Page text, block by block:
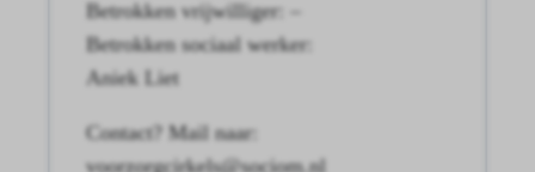
Betrokken vrijwilliger: –
Betrokken sociaal werker:
Aniek Liet
Contact? Mail naar:
voorzorgcirkels@sociom.nl